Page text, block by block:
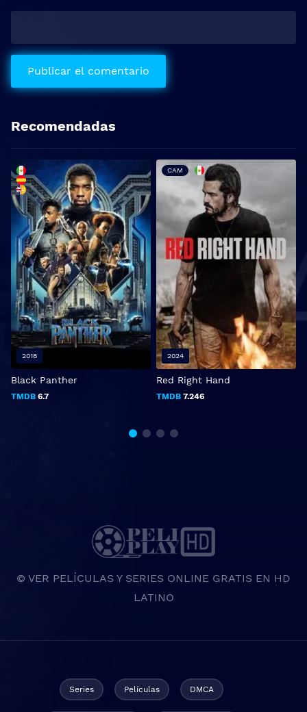
Recomendadas
Black Panther
TMDB 6.7
2018
Red Right Hand
TMDB 7.246
CAM
2024
© VER PELÍCULAS Y SERIES ONLINE GRATIS EN HD
LATINO
Series Películas DMCA